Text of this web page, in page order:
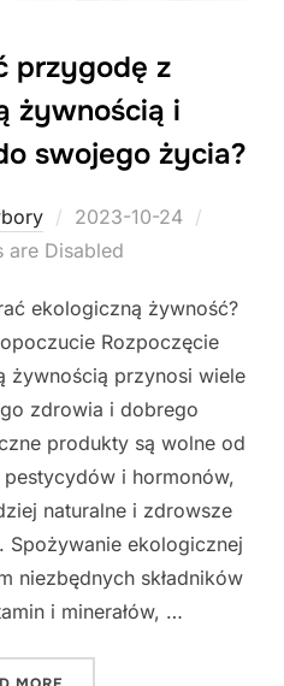
przygodę z
żywnością i
swojego życia?
Posted
on
2023-10-24
are Disabled
ekologiczną żywność?
Rozpoczęcie
żywnością przynosi wiele
zdrowia i dobrego
produkty są wolne od
i hormonów,
naturalne i zdrowsze
Spożywanie ekologicznej
niezbędnych składników
i minerałów, …